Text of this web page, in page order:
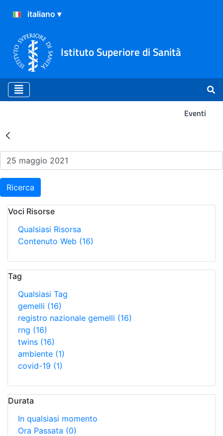
Istituto Superiore di Sanità
Eventi
Risultati della Ricerca -
Ricerca
Voci Risorse
Qualsiasi Risorsa
Contenuto Web (16)
Tag
Qualsiasi Tag
gemelli (16)
registro nazionale gemelli (16)
rng (16)
twins (16)
ambiente (1)
covid-19 (1)
Durata
In qualsiasi momento
Ora Passata (0)